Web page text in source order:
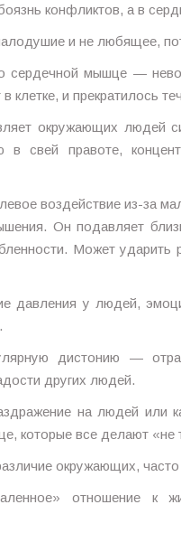
конфликтов, а в
и не любящее,
мышце —
клетке, и прекратилось
окружающих людей
в свей правоте,
воздействие из-за
Он подавляет
Может ударить
давления у людей,
дистонию —
других людей.
на людей или
которые все делают «не
окружающих, часто
отношение к